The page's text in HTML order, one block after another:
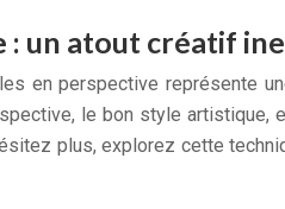
: un atout créatif
en perspective représente
le bon style artistique,
plus, explorez cette